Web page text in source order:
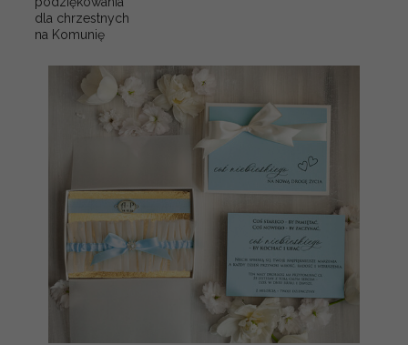
dla chrzestnych
na Komunię